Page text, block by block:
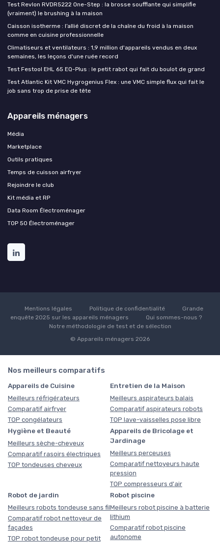
Test Revlon RVDR5222 One-Step : la brosse soufflante qui simplifie
(vraiment) le brushing à la maison
Caisson isotherme : l’allié discret de la chaîne du froid à la maison
comme en cuisine professionnelle
Climatiseurs et ventilateurs : 1,9 million d'appareils vendus en deux
semaines, les leçons d'une ruée record
Test Festool EHL 65 EQ-Plus : le petit rabot qui fait du boulot de grand
Test Atlantic Kit VMC Hygrogenius Flex : une VMC simple flux qui fait le
job sans trop de prise de tête
Appareils ménagers
Média
Marketplace
Outils pratiques
Temps de cuisson airfryer
Rejoindre le club
Kit média et RP
Data Room Électroménager
TOP 50 Électroménager
Mentions légales Politique de confidentialité
Grande
enquête 2025 sur les appareils ménagers
Qui sommes-nous ?
Notre méthodologie de test et de sélection
© Appareils ménagers 2026
Nos meilleurs comparatifs
Appareils de Cuisine
Meilleurs réfrigérateurs
Comparatif airfryer
TOP congélateurs
Entretien de la Maison
Meilleurs aspirateurs balais
Comparatif aspirateurs robots
TOP lave-vaisselles pose libre
Hygiène et Beauté
Meilleurs sèche-cheveux
Comparatif rasoirs électriques
TOP tondeuses cheveux
Appareils de Bricolage et
Jardinage
Meilleurs perceuses
Comparatif nettoyeurs haute
pression
TOP compresseurs d'air
Robot de jardin
Meilleurs robots tondeuse sans fil
Comparatif robot nettoyeur de
façades
TOP robot tondeuse pour petit
Robot piscine
Meilleurs robot piscine à batterie
lithium
Comparatif robot piscine
autonome